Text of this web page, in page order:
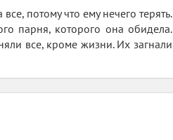
потому что ему нечего терять.
парня, которого она обидела.
все, кроме жизни. Их загнали